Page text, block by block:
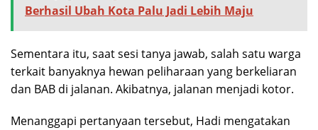
Berhasil Ubah Kota Palu Jadi Lebih Maju
Sementara itu, saat sesi tanya jawab, salah satu warga
terkait banyaknya hewan peliharaan yang berkeliaran
dan BAB di jalanan. Akibatnya, jalanan menjadi kotor.
Menanggapi pertanyaan tersebut, Hadi mengatakan